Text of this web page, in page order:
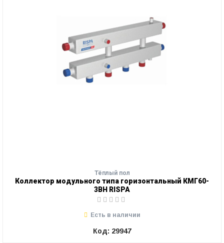
Тёплый пол
Коллектор модульного типа горизонтальный КМГ60-
3ВН RISPA
Есть в наличии
Код: 29947